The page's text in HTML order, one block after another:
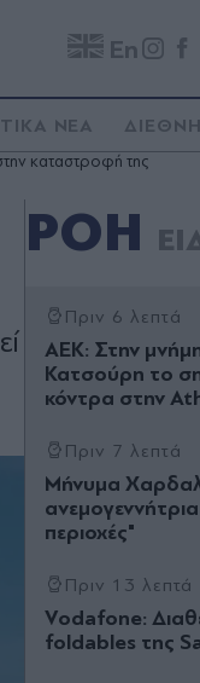
En
ΝΕΑ ΔΙΕΘΝΗ
καταστροφή της
ΡΟΗ
Πριν 6 λεπτά
ΑΕΚ: Στην
Κατσούρη το
κόντρα στην
Πριν 7 λεπτά
Μήνυμα
περιοχές"
Πριν 13 λεπτά
Vodafone:
foldables της